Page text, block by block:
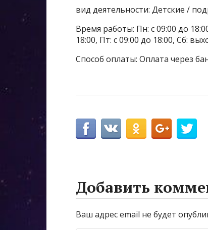
вид деятельности: Детские /
Время работы: Пн: с 09:00 до
18:00, Пт: с 09:00 до 18:00, Сб:
Способ оплаты: Оплата через
Добавить
Ваш адрес email не будет